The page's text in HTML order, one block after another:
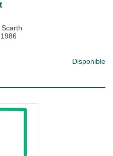
1986
Disponible